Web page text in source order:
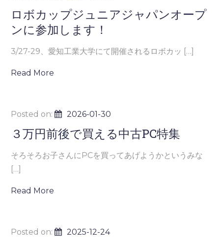
ロボカップジュニアジャパンオープ
ンに参加します！
3/27-29、愛知工業大学にて開催されるロボカッ […]
Read More
Posted on: 2026-01-30
３万円前後で買える中古PC特集
そろそろお子さんにPCを買ってあげようかというみな
[…]
Read More
Posted on: 2025-12-24